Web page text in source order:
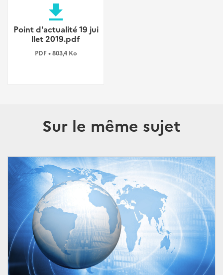
file_download
Point d'actualité 19 jui
llet 2019.pdf
PDF • 803,4 Ko
Sur le même sujet